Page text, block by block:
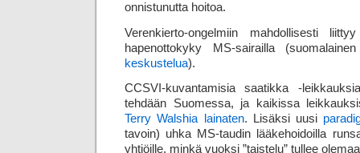
onnistunutta hoitoa.
Verenkierto-ongelmiin mahdollisesti
hapenottokyky MS-sairailla
keskustelua).
CCSVI-kuvantamisia saatikka -
tehdään Suomessa, ja kaikissa
Terry Walshia lainaten. Lisäksi uusi
tavoin) uhka MS-taudin lääkehoidoilla
yhtiöille, minkä vuoksi ”taistelu” tullee